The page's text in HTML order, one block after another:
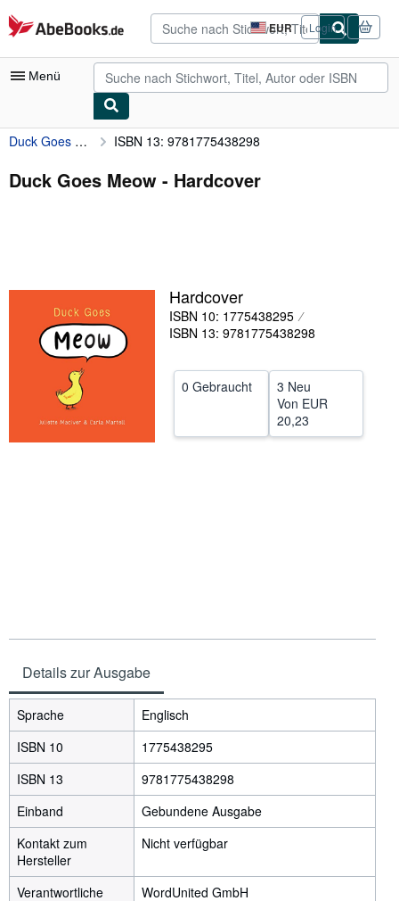
Zum Hauptinhalt
AbeBooks.de EUR
Seite
der
Einkaufseinstellungen.
Login
Menü
Nutzerkonto
Meine Bestellungen
Verkäufer
Verkäufer werden
Duck Goes Meow ISBN 13: 9781775438298
Duck Goes Meow - Hardcover
Hardcover
ISBN 10: 1775438295
ISBN 13: 9781775438298
0 Gebraucht
3 Neu
Von EUR
20,23
Details zur Ausgabe
Sprache
Englisch
ISBN 10
1775438295
ISBN 13
9781775438298
Einband
Gebundene Ausgabe
Kontakt zum
Hersteller
Nicht verfügbar
Verantwortliche
WordUnited GmbH